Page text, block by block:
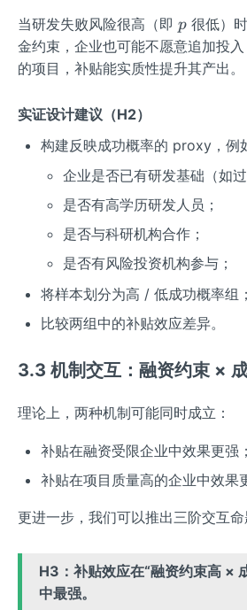
当研发失败风险很高（即 p
p 很低）
金约束，企业也可能不愿意追加投
的项目，补贴能实质性提升其产出。
实证设计建议（H2）
构建反映成功概率的 proxy，例
企业是否已有研发基础（如过
是否有高学历研发人员；
是否与科研机构合作；
是否有风险投资机构参与；
将样本划分为高 / 低成功概率组；
比较两组中的补贴效应差异。
3.3 机制交互：融资约束 ×
理论上，两种机制可能同时成立：
补贴在融资受限企业中效果更强；
补贴在项目质量高的企业中效果
更进一步，我们可以推出三阶交互命
H3：补贴效应在“融资约束高 ×
中最强。